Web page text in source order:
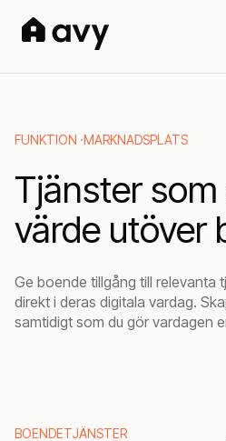
FUNKTION ·MARKNADSPLATS
Tjänster
värde utöver
Ge boende tillgång till relevanta
direkt i deras digitala vardag.
samtidigt som du gör vardagen
BOENDETJÄNSTER